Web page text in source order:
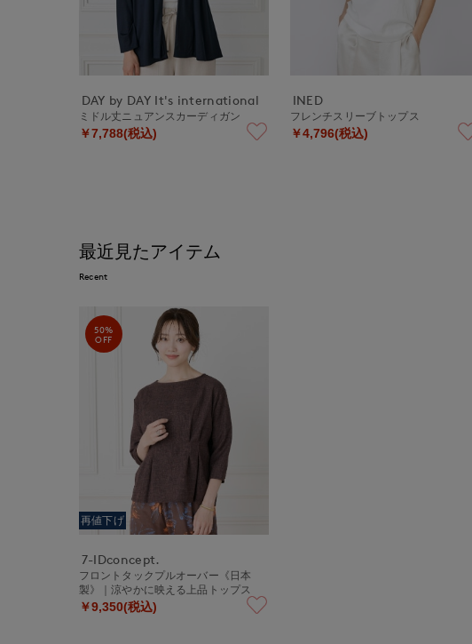
DAY by DAY It's international
ミドル丈ニュアンスカーディガン
￥7,788(税込)
INED
フレンチスリーブトップス
￥4,796(税込)
最近見たアイテム
Recent
50%
OFF
再値下げ
7-IDconcept.
フロントタックプルオーバー《日本
製》｜涼やかに映える上品トップス
￥9,350(税込)